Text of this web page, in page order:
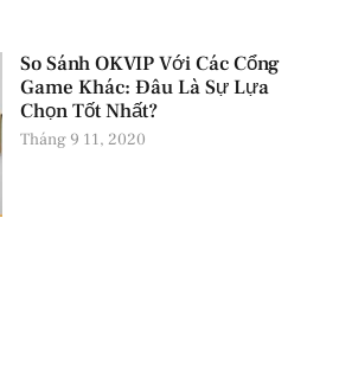
So Sánh OKVIP Với Các Cổng
Game Khác: Đâu Là Sự Lựa
Chọn Tốt Nhất?
Tháng 9 11, 2020